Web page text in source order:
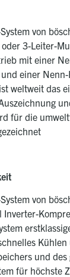
von
3-Leiter-
mit einer
einer
weltweit das
für die
von
Inverter-
und des
für höchste